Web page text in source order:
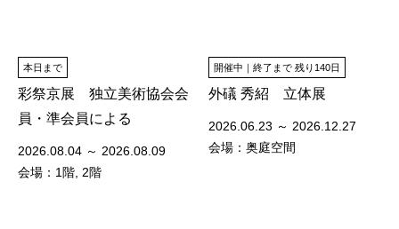
本日まで
彩祭京展 独立美術協会会
員・準会員による
2026.08.04 ～ 2026.08.09
会場：1階, 2階
開催中｜終了まで 残り140日
外礒 秀紹 立体展
2026.06.23 ～ 2026.12.27
会場：奥庭空間